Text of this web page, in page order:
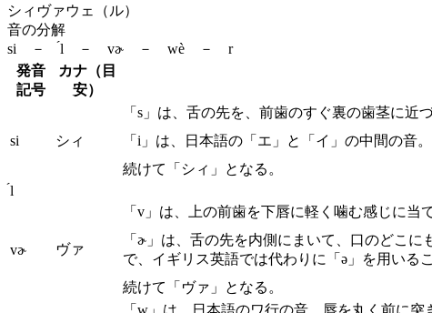
シィヴァウェ（ル）
音の分解
si － ́l － vɚ － wè － r
発音
記号
カナ（目
安）
si シィ
「s」は、舌の先を、前歯のすぐ裏の歯茎に
「i」は、日本語の「エ」と「イ」の中間の音
続けて「シィ」となる。
́l
vɚ ヴァ
「v」は、上の前歯を下唇に軽く噛む感じに
「ɚ」は、舌の先を内側にまいて、口のどこ
で、イギリス英語では代わりに「ə」を用いる
続けて「ヴァ」となる。
「w」は、日本語のワ行の音。唇を丸く前に